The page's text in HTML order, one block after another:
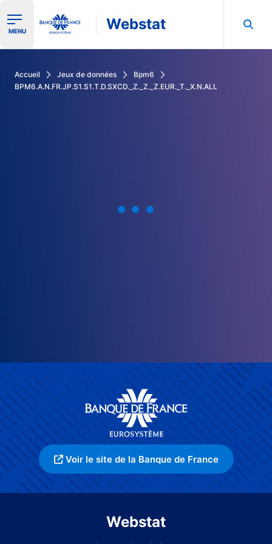
Ouvrir le menu de navigation
MENU Webstat
Accueil Jeux de données
Bpm6
BPM6.A.N.FR.JP.S1.S1.T.D.SXCD._Z._Z._Z.EUR._T._X.N.ALL
Voir le site de la Banque de France
Webstat